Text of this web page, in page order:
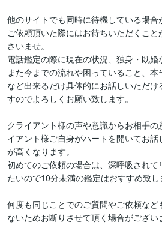
他のサイトでも同時に待機している場
ご依頼頂いた際にはお待ちいただくこ
さいませ。
電話鑑定の際に現在の状況、独身・既婚
また今までの流れや困っていること、
など出来るだけ具体的にお話しいただけ
すのでよろしくお願い致します。
クライアント様の声や意識からお相手
イアント様ご自身がハートを開いてお
が高くなります。
初めてのご依頼の場合は、深呼吸されて
たいので10分未満の鑑定はおすすめ致し
何度も同じことでのご質問やご依頼な
ないためお断りさせて頂く場合がござい